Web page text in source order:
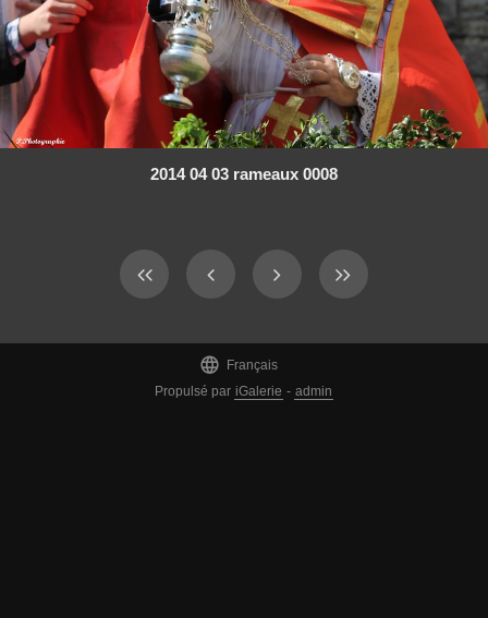
2014 04 03 rameaux 0008

Français
Propulsé par iGalerie - admin